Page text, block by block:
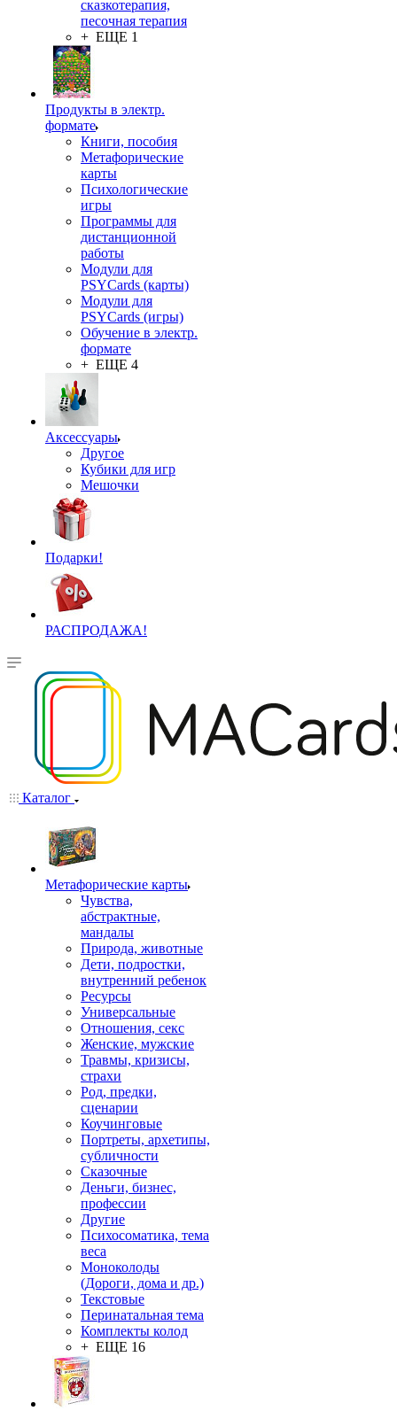
сказкотерапия,
песочная терапия
+ ЕЩЕ 1
Продукты в электр.
формате
Книги, пособия
Метафорические
карты
Психологические
игры
Программы для
дистанционной
работы
Модули для
PSYCards (карты)
Модули для
PSYCards (игры)
Обучение в электр.
формате
+ ЕЩЕ 4
Аксессуары
Другое
Кубики для игр
Мешочки
Подарки!
РАСПРОДАЖА!
Каталог
Mетафорические карты
Чувства,
абстрактные,
мандалы
Природа, животные
Дети, подростки,
внутренний ребенок
Ресурсы
Универсальные
Отношения, секс
Женские, мужские
Травмы, кризисы,
страхи
Род, предки,
сценарии
Коучинговые
Портреты, архетипы,
субличности
Сказочные
Деньги, бизнес,
профессии
Другие
Психосоматика, тема
веса
Моноколоды
(Дороги, дома и др.)
Текстовые
Перинатальная тема
Комплекты колод
+ ЕЩЕ 16